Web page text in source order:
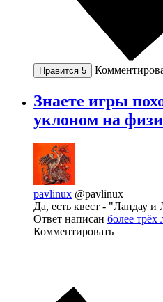
Нравится 5
Знаете игры
уклоном на
pavlinux @pavlinux
Да, есть квест - "Ландау
Ответ написан более трёх
Комментировать